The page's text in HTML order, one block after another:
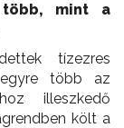
több, mint a
tízezres
több az
illeszkedő
költ a